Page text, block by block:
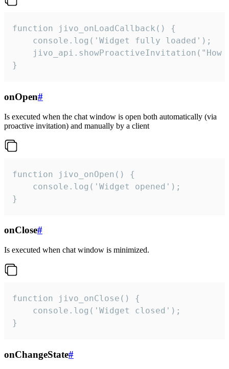
function jivo_onLoadCallback() {
    console.log('Widget fully loaded');
jivo_api.showProactiveInvitation("How
}
onOpen#
Is executed when the chat window is open both automatically (via
proactive invitation) and manually by a client
function jivo_onOpen() {
    console.log('Widget opened');
}
onClose#
Is executed when chat window is minimized.
function jivo_onClose() {
    console.log('Widget closed');
}
onChangeState#